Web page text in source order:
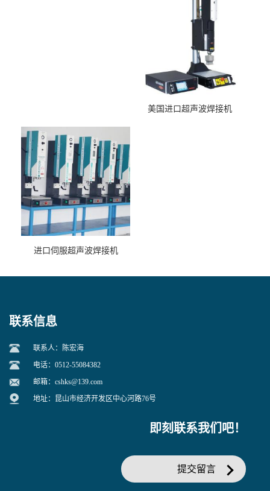
美国进口超声波焊接机
进口伺服超声波焊接机
联系信息
联系人：陈宏海
电话：0512-55084382
邮箱： cshks@139.com
地址：昆山市经济开发区中心河路76号
即刻联系我们吧！
提交留言